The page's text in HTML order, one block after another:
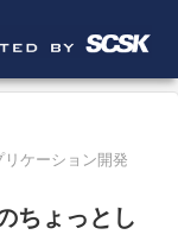
リケーション開発
ちょっとし